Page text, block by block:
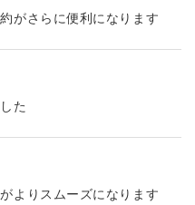
がさらに便利になります
た
よりスムーズになります